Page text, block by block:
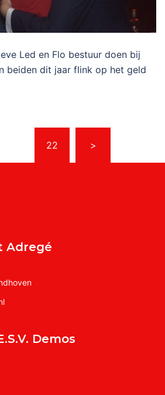
Led en Flo bestuur doen bij
beiden dit jaar flink op het geld
22 >
Adregé
Demos